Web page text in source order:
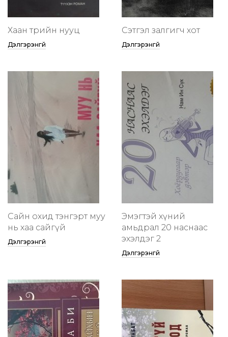
Хаан төрийн нууц
Дэлгэрэнгүй
Сэтгэл залгигч хот
Дэлгэрэнгүй
Сайн охид тэнгэрт муу
нь хаа сайгүй
Дэлгэрэнгүй
Эмэгтэй хүний
амьдрал 20 наснаас
эхэлдэг 2
Дэлгэрэнгүй